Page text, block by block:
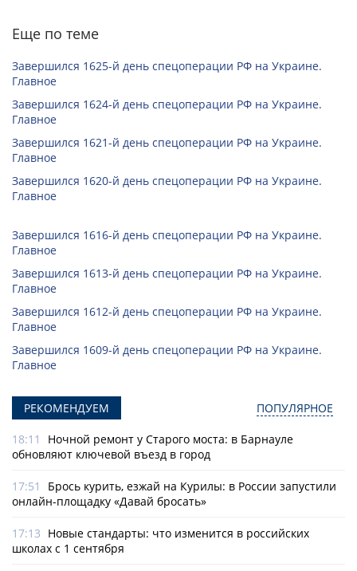
Еще по теме
Завершился 1625-й день спецоперации РФ на Украине.
Главное
Завершился 1624-й день спецоперации РФ на Украине.
Главное
Завершился 1621-й день спецоперации РФ на Украине.
Главное
Завершился 1620-й день спецоперации РФ на Украине.
Главное
Завершился 1616-й день спецоперации РФ на Украине.
Главное
Завершился 1613-й день спецоперации РФ на Украине.
Главное
Завершился 1612-й день спецоперации РФ на Украине.
Главное
Завершился 1609-й день спецоперации РФ на Украине.
Главное
РЕКОМЕНДУЕМ ПОПУЛЯРНОЕ
18:11
Ночной ремонт у Старого моста: в Барнауле
обновляют ключевой въезд в город
17:51
Брось курить, езжай на Курилы: в России запустили
онлайн-­площадку «Давай бросать»
17:13 Новые стандарты: что изменится в российских
школах с 1 сентября